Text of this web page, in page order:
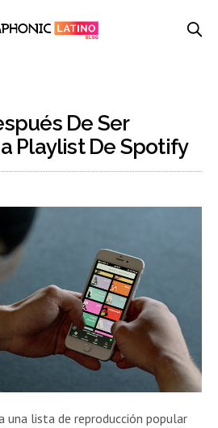
De Ser
Playlist De Spotify
una lista de reproducción popular